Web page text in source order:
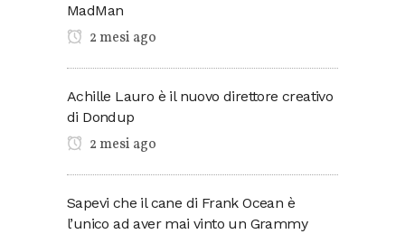
MadMan
2 mesi ago
Achille Lauro è il nuovo direttore creativo
di Dondup
2 mesi ago
Sapevi che il cane di Frank Ocean è
l’unico ad aver mai vinto un Grammy